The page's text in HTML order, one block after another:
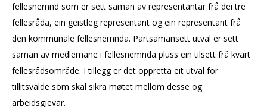
fellesnemnd som er sett saman av representantar frå dei tre
fellesråda, ein geistleg representant og ein representant frå
den kommunale fellesnemnda. Partsamansett utval er sett
saman av medlemane i fellesnemnda pluss ein tilsett frå kvart
fellesrådsområde. I tillegg er det oppretta eit utval for
tillitsvalde som skal sikra møtet mellom desse og
arbeidsgjevar.